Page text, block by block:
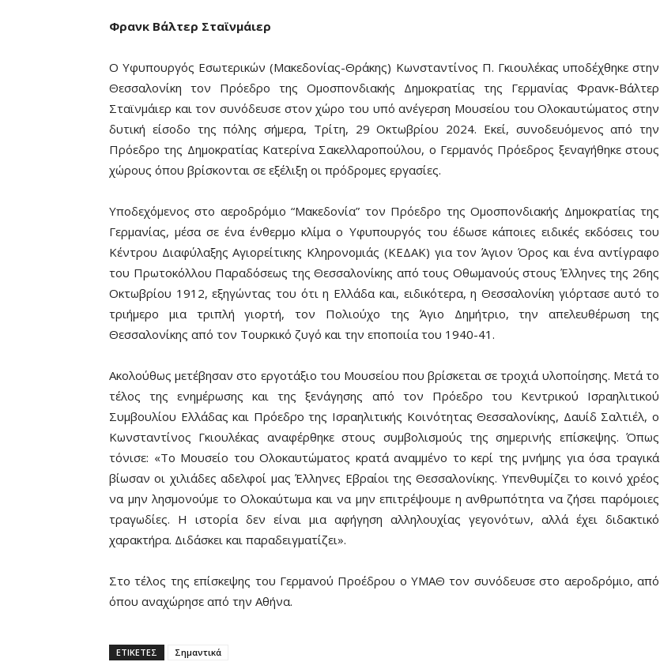
Φρανκ Βάλτερ Σταϊνμάιερ
Ο Υφυπουργός Εσωτερικών (Μακεδονίας-Θράκης) Κωνσταντίνος Π. Γκιουλέκας υποδέχθηκε στην
Θεσσαλονίκη τον Πρόεδρο της Ομοσπονδιακής Δημοκρατίας της Γερμανίας Φρανκ-Βάλτερ
Σταϊνμάιερ και τον συνόδευσε στον χώρο του υπό ανέγερση Μουσείου του Ολοκαυτώματος στην
δυτική είσοδο της πόλης σήμερα, Τρίτη, 29 Οκτωβρίου 2024. Εκεί, συνοδευόμενος από την
Πρόεδρο της Δημοκρατίας Κατερίνα Σακελλαροπούλου, ο Γερμανός Πρόεδρος ξεναγήθηκε στους
χώρους όπου βρίσκονται σε εξέλιξη οι πρόδρομες εργασίες.
Υποδεχόμενος στο αεροδρόμιο “Μακεδονία” τον Πρόεδρο της Ομοσπονδιακής Δημοκρατίας της
Γερμανίας, μέσα σε ένα ένθερμο κλίμα ο Υφυπουργός του έδωσε κάποιες ειδικές εκδόσεις του
Κέντρου Διαφύλαξης Αγιορείτικης Κληρονομιάς (ΚΕΔΑΚ) για τον Άγιον Όρος και ένα αντίγραφο
του Πρωτοκόλλου Παραδόσεως της Θεσσαλονίκης από τους Οθωμανούς στους Έλληνες της 26ης
Οκτωβρίου 1912, εξηγώντας του ότι η Ελλάδα και, ειδικότερα, η Θεσσαλονίκη γιόρτασε αυτό το
τριήμερο μια τριπλή γιορτή, τον Πολιούχο της Άγιο Δημήτριο, την απελευθέρωση της
Θεσσαλονίκης από τον Τουρκικό ζυγό και την εποποιία του 1940-41.
Ακολούθως μετέβησαν στο εργοτάξιο του Μουσείου που βρίσκεται σε τροχιά υλοποίησης. Μετά το
τέλος της ενημέρωσης και της ξενάγησης από τον Πρόεδρο του Κεντρικού Ισραηλιτικού
Συμβουλίου Ελλάδας και Πρόεδρο της Ισραηλιτικής Κοινότητας Θεσσαλονίκης, Δαυίδ Σαλτιέλ, ο
Κωνσταντίνος Γκιουλέκας αναφέρθηκε στους συμβολισμούς της σημερινής επίσκεψης. Όπως
τόνισε: «Το Μουσείο του Ολοκαυτώματος κρατά αναμμένο το κερί της μνήμης για όσα τραγικά
βίωσαν οι χιλιάδες αδελφοί μας Έλληνες Εβραίοι της Θεσσαλονίκης. Υπενθυμίζει το κοινό χρέος
να μην λησμονούμε το Ολοκαύτωμα και να μην επιτρέψουμε η ανθρωπότητα να ζήσει παρόμοιες
τραγωδίες. Η ιστορία δεν είναι μια αφήγηση αλληλουχίας γεγονότων, αλλά έχει διδακτικό
χαρακτήρα. Διδάσκει και παραδειγματίζει».
Στο τέλος της επίσκεψης του Γερμανού Προέδρου ο ΥΜΑΘ τον συνόδευσε στο αεροδρόμιο, από
όπου αναχώρησε από την Αθήνα.
ΕΤΙΚΕΤΕΣ Σημαντικά